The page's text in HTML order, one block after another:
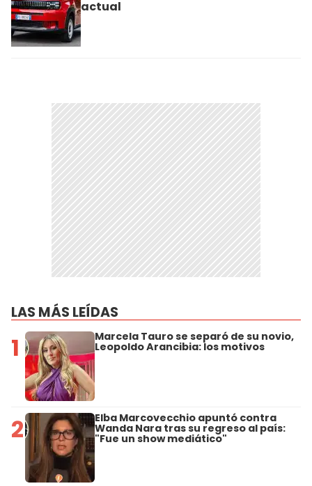
actual
LAS MÁS LEÍDAS
1 Marcela Tauro se separó de su novio,
Leopoldo Arancibia: los motivos
2 Elba Marcovecchio apuntó contra
Wanda Nara tras su regreso al país:
"Fue un show mediático"